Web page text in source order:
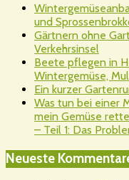
und
Gärtnern ohne
Verkehrsinsel
Beete pflegen in
Wintergemüse,
Ein kurzer
Was tun bei einer
mein Gemüse
– Teil 1: Das
Neueste